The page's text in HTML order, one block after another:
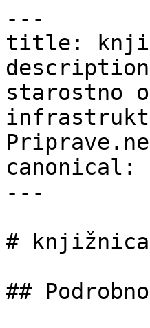
---
title:
starostno
---
# knjižnica
##